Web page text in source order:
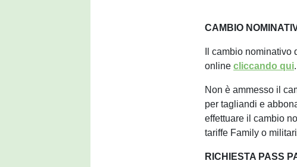
CAMBIO
Il cambio
onlinecliccando qui.
Non è ammesso il
per tagliandi e
effettuare il cambio
tariffe Family o
RICHIESTA PASS